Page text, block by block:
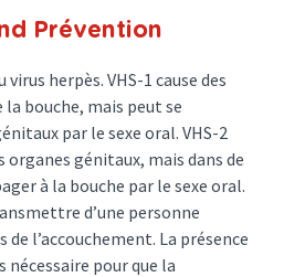
Prévention
herpès. VHS-1 cause des
la bouche, mais peut se
par le sexe oral. VHS-2
génitaux, mais dans de
à la bouche par le sexe oral.
d’une personne
l’accouchement. La présence
nécessaire pour que la